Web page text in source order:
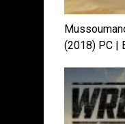
(2018) PC |